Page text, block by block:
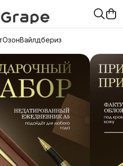
ОзонВайлдбериз